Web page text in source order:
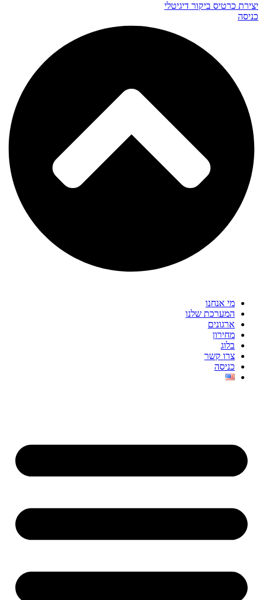
יצירת כרטיס ביקור דיגיטלי
כניסה
מי אנחנו
המערכת שלנו
ארגונים
מחירון
בלוג
צרו קשר
כניסה